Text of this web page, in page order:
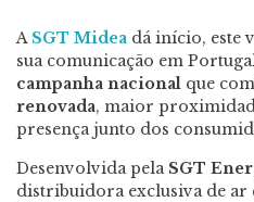
A SGT Midea dá início, este
sua comunicação em
campanha nacional que
renovada, maior
presença junto dos
Desenvolvida pela SGT
distribuidora exclusiva de